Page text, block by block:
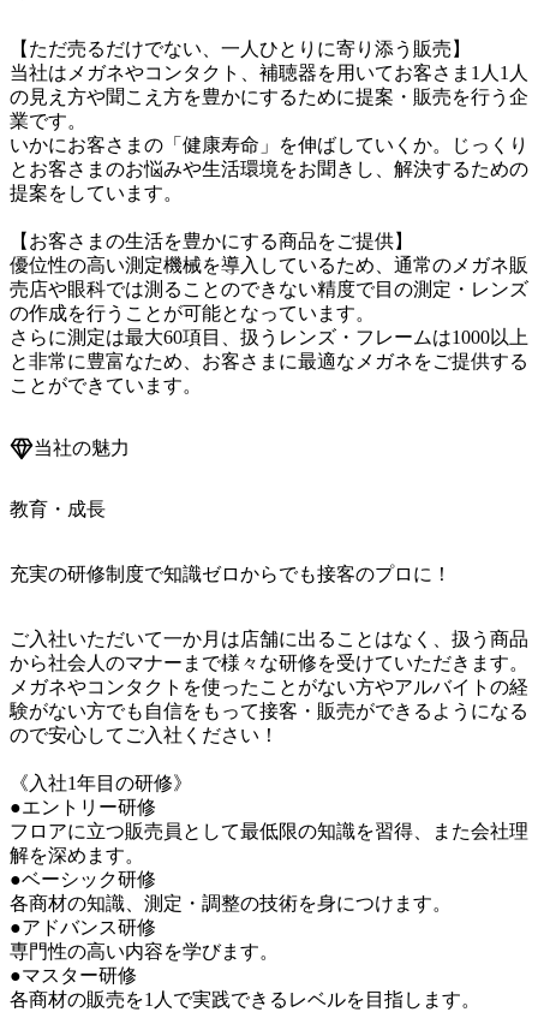
【ただ売るだけでない、一人ひとりに寄り添う販売】
当社はメガネやコンタクト、補聴器を用いてお客さま1人1人
の見え方や聞こえ方を豊かにするために提案・販売を行う企
業です。
いかにお客さまの「健康寿命」を伸ばしていくか。じっくり
とお客さまのお悩みや生活環境をお聞きし、解決するための
提案をしています。
【お客さまの生活を豊かにする商品をご提供】
優位性の高い測定機械を導入しているため、通常のメガネ販
売店や眼科では測ることのできない精度で目の測定・レンズ
の作成を行うことが可能となっています。
さらに測定は最大60項目、扱うレンズ・フレームは1000以上
と非常に豊富なため、お客さまに最適なメガネをご提供する
ことができています。
当社の魅力
教育・成長
充実の研修制度で知識ゼロからでも接客のプロに！
ご入社いただいて一か月は店舗に出ることはなく、扱う商品
から社会人のマナーまで様々な研修を受けていただきます。
メガネやコンタクトを使ったことがない方やアルバイトの経
験がない方でも自信をもって接客・販売ができるようになる
ので安心してご入社ください！
《入社1年目の研修》
●エントリー研修
フロアに立つ販売員として最低限の知識を習得、また会社理
解を深めます。
●ベーシック研修
各商材の知識、測定・調整の技術を身につけます。
●アドバンス研修
専門性の高い内容を学びます。
●マスター研修
各商材の販売を1人で実践できるレベルを目指します。